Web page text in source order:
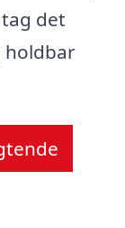
det
holdbar